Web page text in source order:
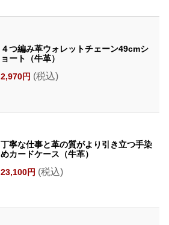
４つ編み革ウォレットチェーン49cmシ
ョート（牛革）
2,970円 (税込)
丁寧な仕事と革の質がより引き立つ手染
めカードケース（牛革）
23,100円 (税込)